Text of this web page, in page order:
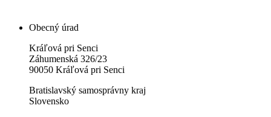
Obecný úrad
Kráľová pri Senci
Záhumenská 326/23
90050 Kráľová pri Senci
Bratislavský samosprávny kraj
Slovensko